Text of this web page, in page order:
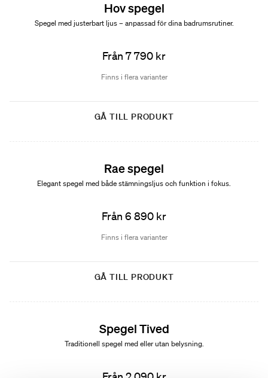
Hov spegel
Spegel med justerbart ljus – anpassad för dina badrumsrutiner.
Från 7 790 kr
Finns i flera varianter
GÅ TILL PRODUKT
Rae spegel
Elegant spegel med både stämningsljus och funktion i fokus.
Från 6 890 kr
Finns i flera varianter
GÅ TILL PRODUKT
Spegel Tived
Traditionell spegel med eller utan belysning.